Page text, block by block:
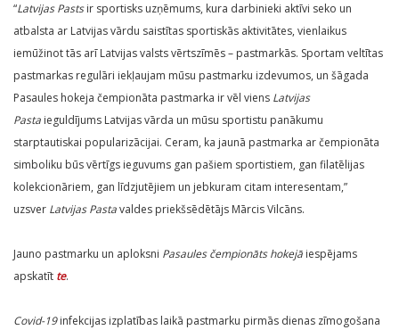
“Latvijas Pastsir sportisks uzņēmums, kura darbinieki aktīvi seko un
atbalsta ar Latvijas vārdu saistītas sportiskās aktivitātes, vienlaikus
iemūžinot tās arī Latvijas valsts vērtszīmēs – pastmarkās. Sportam veltītas
pastmarkas regulāri iekļaujam mūsu pastmarku izdevumos, un šāgada
Pasaules hokeja čempionāta pastmarka ir vēl viens Latvijas
Pasta ieguldījums Latvijas vārda un mūsu sportistu panākumu
starptautiskai popularizācijai. Ceram, ka jaunā pastmarka ar čempionāta
simboliku būs vērtīgs ieguvums gan pašiem sportistiem, gan filatēlijas
kolekcionāriem, gan līdzjutējiem un jebkuram citam interesentam,”
uzsver Latvijas Pastavaldes priekšsēdētājs Mārcis Vilcāns.
Jauno pastmarku un aploksni Pasaules čempionāts hokejā iespējams
apskatīt te.
Covid-19infekcijas izplatības laikā pastmarku pirmās dienas zīmogošana